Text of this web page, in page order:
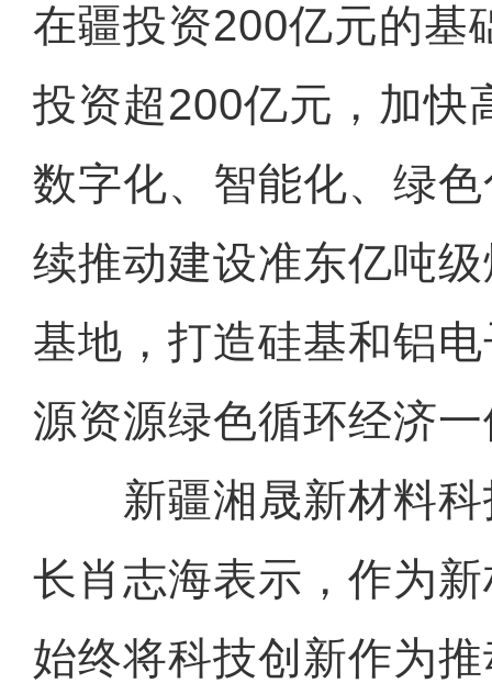
在疆投资200亿元的基
投资超200亿元，加快
数字化、智能化、绿
续推动建设准东亿吨
基地，打造硅基和铝
源资源绿色循环经济
新疆湘晟新材料科
长肖志海表示，作为
始终将科技创新作为